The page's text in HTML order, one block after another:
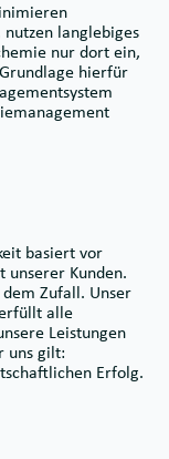
langlebiges
nur dort ein,
hierfür
basiert vor
Kunden.
Zufall. Unser
alle
Leistungen
uns gilt:
Erfolg.